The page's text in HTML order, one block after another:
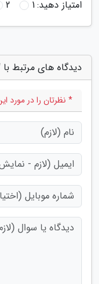
امتیاز دهید:1
2
دیدگاه های مرتبط
* نظرتان را در مورد